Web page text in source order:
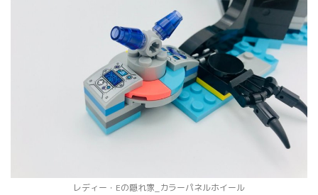
レディー・Eの隠れ家_カラーパネルホイール